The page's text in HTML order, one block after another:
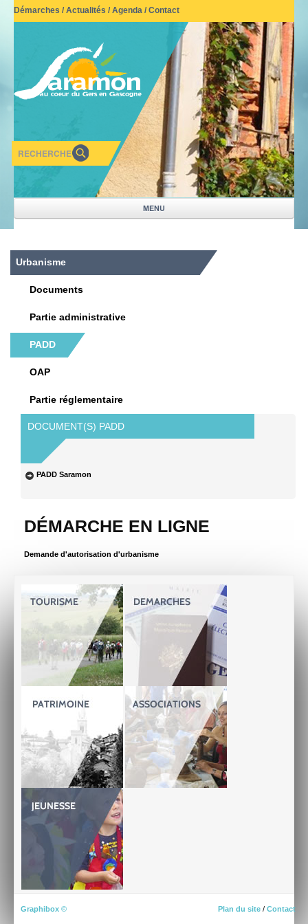
Démarches / Actualités / Agenda / Contact
MENU
Urbanisme
Documents
Partie administrative
PADD
OAP
Partie réglementaire
DOCUMENT(S) PADD
PADD Saramon
DÉMARCHE EN LIGNE
Demande d'autorisation d'urbanisme
Graphibox © Plan du site/ Contact